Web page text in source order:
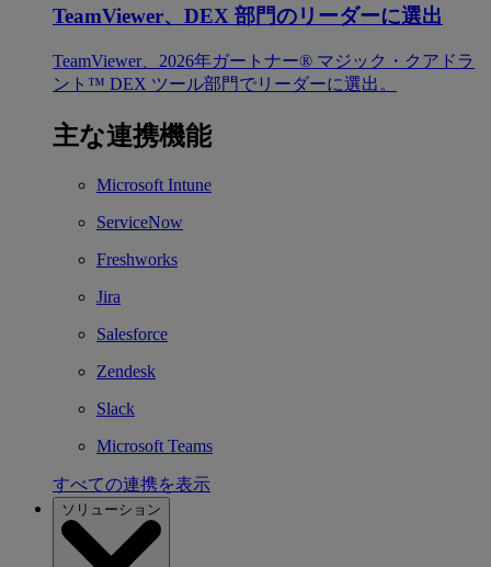
TeamViewer、DEX 部門のリーダーに選出
TeamViewer、2026年ガートナー® マジック・クアドラ
ント™ DEX ツール部門でリーダーに選出。
主な連携機能
Microsoft Intune
ServiceNow
Freshworks
Jira
Salesforce
Zendesk
Slack
Microsoft Teams
すべての連携を表示
ソリューション